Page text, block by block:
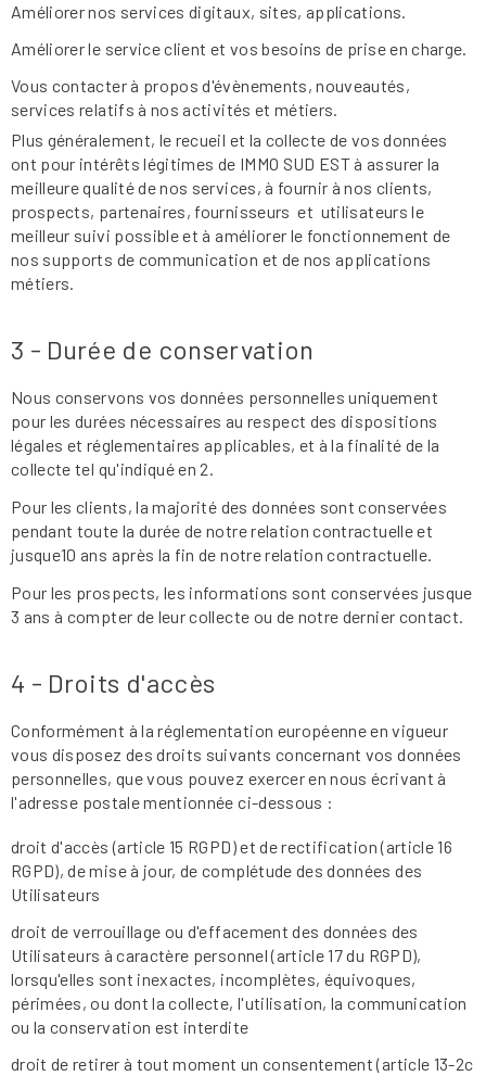
Améliorer nos services digitaux, sites, applications.
Améliorer le service client et vos besoins de prise en charge.
Vous contacter à propos d'évènements, nouveautés,
services relatifs à nos activités et métiers.
Plus généralement, le recueil et la collecte de vos données
ont pour intérêts légitimes de IMMO SUD EST à assurer la
meilleure qualité de nos services, à fournir à nos clients,
prospects, partenaires, fournisseurs et utilisateurs le
meilleur suivi possible et à améliorer le fonctionnement de
nos supports de communication et de nos applications
métiers.
3 - Durée de conservation
Nous conservons vos données personnelles uniquement
pour les durées nécessaires au respect des dispositions
légales et réglementaires applicables, et à la finalité de la
collecte tel qu'indiqué en 2.
Pour les clients, la majorité des données sont conservées
pendant toute la durée de notre relation contractuelle et
jusque10 ans après la fin de notre relation contractuelle.
Pour les prospects, les informations sont conservées jusque
3 ans à compter de leur collecte ou de notre dernier contact.
4 - Droits d'accès
Conformément à la réglementation européenne en vigueur
vous disposez des droits suivants concernant vos données
personnelles, que vous pouvez exercer en nous écrivant à
l'adresse postale mentionnée ci-dessous :
droit d'accès (article 15 RGPD) et de rectification (article 16
RGPD), de mise à jour, de complétude des données des
Utilisateurs
droit de verrouillage ou d'effacement des données des
Utilisateurs à caractère personnel (article 17 du RGPD),
lorsqu'elles sont inexactes, incomplètes, équivoques,
périmées, ou dont la collecte, l'utilisation, la communication
ou la conservation est interdite
droit de retirer à tout moment un consentement (article 13-2c